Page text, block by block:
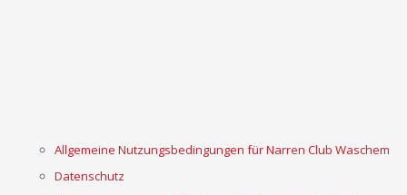
Allgemeine Nutzungsbedingungen für Narren Club Waschem
Datenschutz